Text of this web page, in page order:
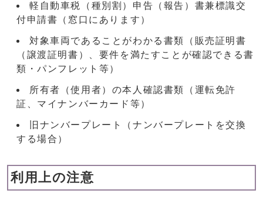
軽自動車税（種別割）申告（報告）書兼標識交
付申請書（窓口にあります）
対象車両であることがわかる書類（販売証明書
（譲渡証明書）、要件を満たすことが確認できる書
類・パンフレット等）
所有者（使用者）の本人確認書類（運転免許
証、マイナンバーカード等）
旧ナンバープレート（ナンバープレートを交換
する場合）
利用上の注意